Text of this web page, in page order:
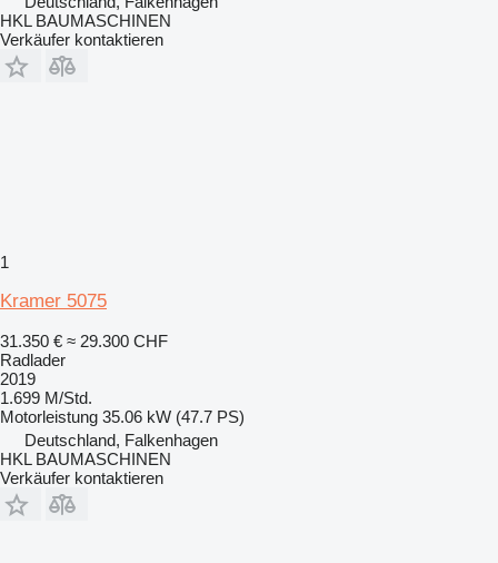
HKL BAUMASCHINEN
Verkäufer kontaktieren
1
Kramer 5075
31.350 € ≈ 29.300 CHF
Radlader
2019
1.699 M/Std.
Motorleistung 35.06 kW (47.7 PS)
Deutschland, Falkenhagen
HKL BAUMASCHINEN
Verkäufer kontaktieren